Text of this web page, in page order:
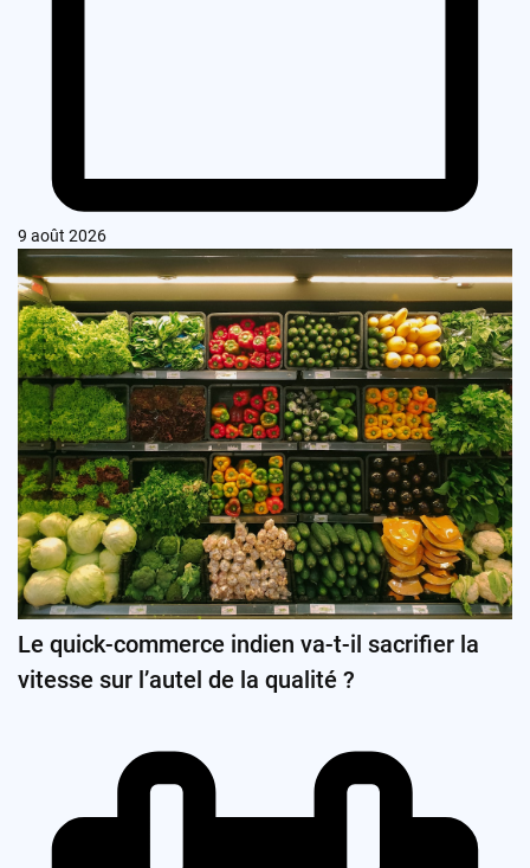
9 août 2026
Le quick-commerce indien va-t-il sacrifier la
vitesse sur l’autel de la qualité ?